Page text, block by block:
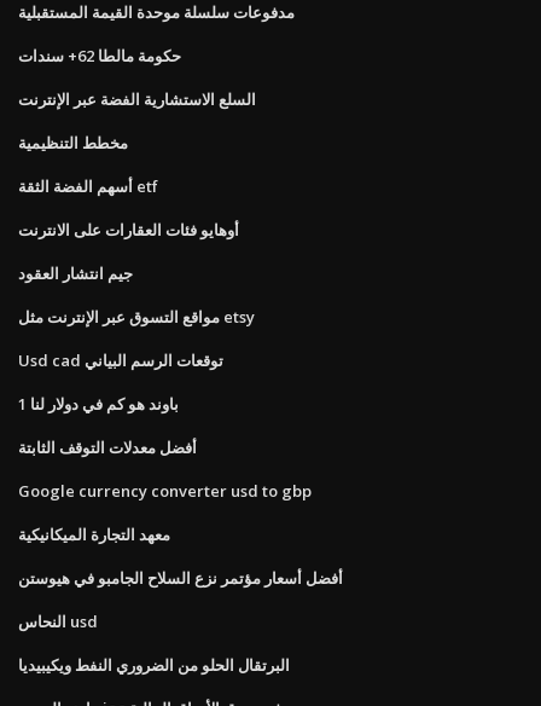
مدفوعات سلسلة موحدة القيمة المستقبلية
حكومة مالطا 62+ سندات
السلع الاستشارية الفضة عبر الإنترنت
مخطط التنظيمية
أسهم الفضة الثقة etf
أوهايو فئات العقارات على الانترنت
جيم انتشار العقود
مواقع التسوق عبر الإنترنت مثل etsy
Usd cad توقعات الرسم البياني
1 باوند هو كم في دولار لنا
أفضل معدلات التوقف الثابتة
Google currency converter usd to gbp
معهد التجارة الميكانيكية
أفضل أسعار مؤتمر نزع السلاح الجامبو في هيوستن
النحاس usd
البرتقال الحلو من الضروري النفط ويكيبيديا